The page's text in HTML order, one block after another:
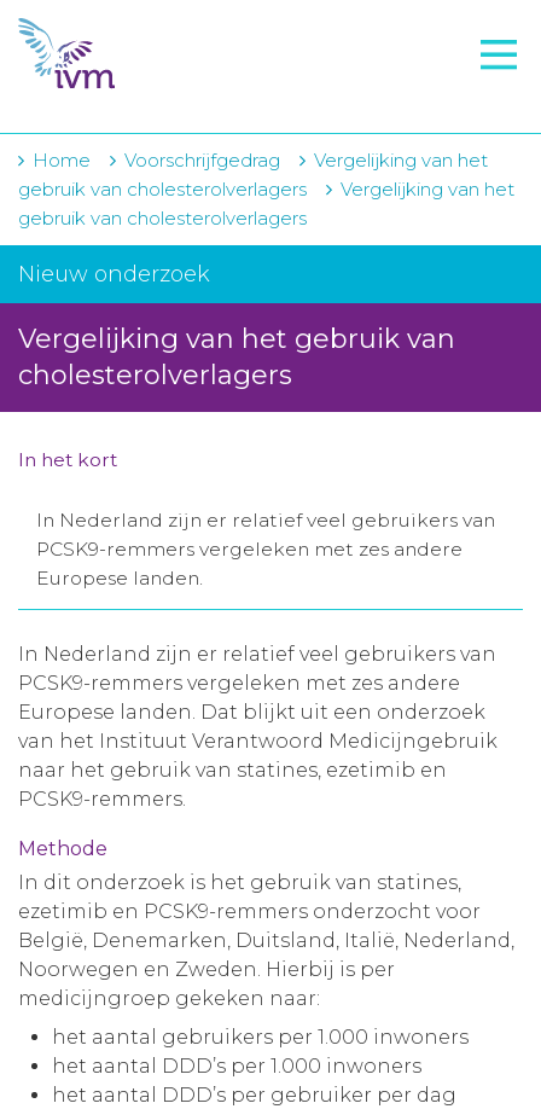
VMI
FTO voorbereiding
IVM-academie
Zorginstellingen
Projecten
Over IVM
Actueel
Contact
Winkelwagentje
Aanmelden nieuwsbrief
Inloggen
Toegang leeromgeving
Home Voorschrijfgedrag
Vergelijking van het
gebruik van cholesterolverlagers
Vergelijking van het
gebruik van cholesterolverlagers
Nieuw onderzoek
Vergelijking van het gebruik van
cholesterolverlagers
In het kort
In Nederland zijn er relatief veel gebruikers van
PCSK9-remmers vergeleken met zes andere
Europese landen.
In Nederland zijn er relatief veel gebruikers van
PCSK9-remmers vergeleken met zes andere
Europese landen. Dat blijkt uit een onderzoek
van het Instituut Verantwoord Medicijngebruik
naar het gebruik van statines, ezetimib en
PCSK9-remmers.
Methode
In dit onderzoek is het gebruik van statines,
ezetimib en PCSK9-remmers onderzocht voor
België, Denemarken, Duitsland, Italië, Nederland,
Noorwegen en Zweden. Hierbij is per
medicijngroep gekeken naar:
het aantal gebruikers per 1.000 inwoners
het aantal DDD’s per 1.000 inwoners
het aantal DDD’s per gebruiker per dag